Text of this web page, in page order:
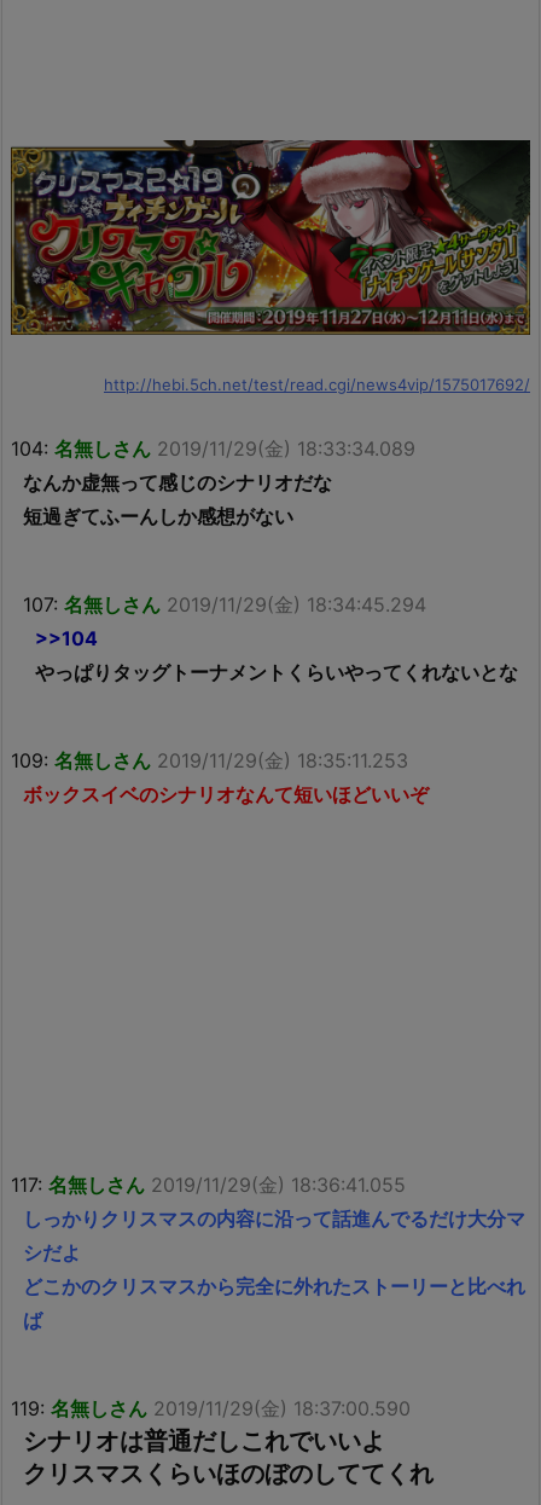
http://hebi.5ch.net/test/read.cgi/news4vip/1575017692/
104: 名無しさん 2019/11/29(金) 18:33:34.089
なんか虚無って感じのシナリオだな
短過ぎてふーんしか感想がない
107: 名無しさん 2019/11/29(金) 18:34:45.294
>>104
やっぱりタッグトーナメントくらいやってくれないとな
109: 名無しさん 2019/11/29(金) 18:35:11.253
ボックスイベのシナリオなんて短いほどいいぞ
117: 名無しさん 2019/11/29(金) 18:36:41.055
しっかりクリスマスの内容に沿って話進んでるだけ大分マ
シだよ
どこかのクリスマスから完全に外れたストーリーと比べれ
ば
119: 名無しさん 2019/11/29(金) 18:37:00.590
シナリオは普通だしこれでいいよ
クリスマスくらいほのぼのしててくれ